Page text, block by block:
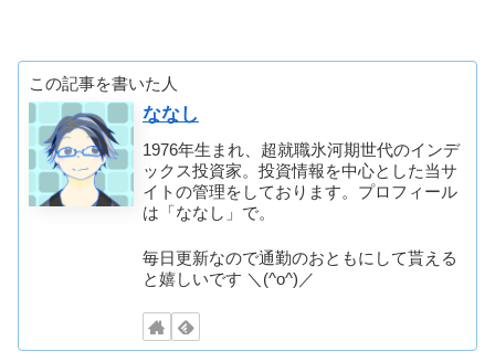
この記事を書いた人
ななし
1976年生まれ、超就職氷河期世代のインデ
ックス投資家。投資情報を中心とした当サ
イトの管理をしております。プロフィール
は「ななし」で。
毎日更新なので通勤のおともにして貰える
と嬉しいです ＼(^o^)／